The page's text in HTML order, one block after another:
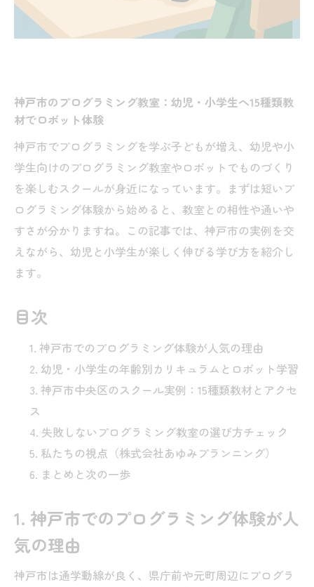
神戸市のプログラミング教室：幼児・小学生へ15種類教
材でロボット体験
神戸市でプログラミングを学ぶ子どもが増え、幼児や小
学生向けのプログラミング教室やロボットでものづくり
を楽しむスクールが身近になっています。まずは短いプ
ログラミング体験から始めると、教室との相性や通いや
すさが分かりますね。この記事では、神戸市の実例を交
えながら、幼児と小学生が楽しく伸びる学び方を紹介し
ます。
目次
神戸市でのプログラミング体験が人気の理由
幼児・小学生の年齢別カリキュラムとロボット学習
神戸市中央区のスクール実例：15種類教材とアクセ
ス
失敗しないプログラミング教室の選び方チェック
私たちの視点（株式会社あゆみプランニング）
まとめと次の一歩
1. 神戸市でのプログラミング体験が人
気の理由
神戸市は通学動線が良く、県庁前や元町周辺にプログラ